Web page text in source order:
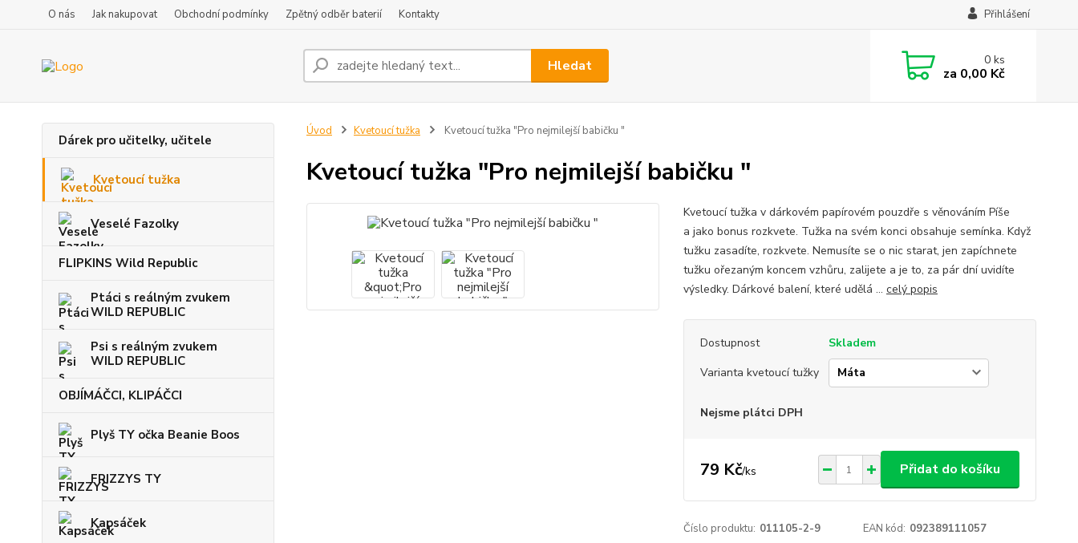
O nás Jak nakupovat Obchodní podmínky Zpětný odběr baterií Kontakty Přihlášení
Hledat 0ks
za 0,00 Kč
Dárek pro učitelky, učitele
Kvetoucí tužka
Veselé Fazolky
FLIPKINS Wild Republic
Ptáci s reálným zvukem
WILD REPUBLIC
Psi s reálným zvukem
WILD REPUBLIC
OBJÍMÁČCI, KLIPÁČCI
Plyš TY očka Beanie Boos
FRIZZYS TY
Kapsáček
Úvod Kvetoucí tužka Kvetoucí tužka "Pro nejmilejší babičku "
Kvetoucí tužka "Pro nejmilejší babičku "
Kvetoucí tužka v dárkovém papírovém pouzdře s věnováním Píše
a jako bonus rozkvete. Tužka na svém konci obsahuje semínka. Když
tužku zasadíte, rozkvete. Nemusíte se o nic starat, jen zapíchnete
tužku ořezaným koncem vzhůru, zalijete a je to, za pár dní uvidíte
výsledky. Dárkové balení, které udělá ... celý popis
Dostupnost
Skladem
Varianta kvetoucí tužky
Nejsme plátci DPH
79 Kč/ks Přidat do košíku
Číslo produktu: 011105-2-9 EAN kód: 092389111057